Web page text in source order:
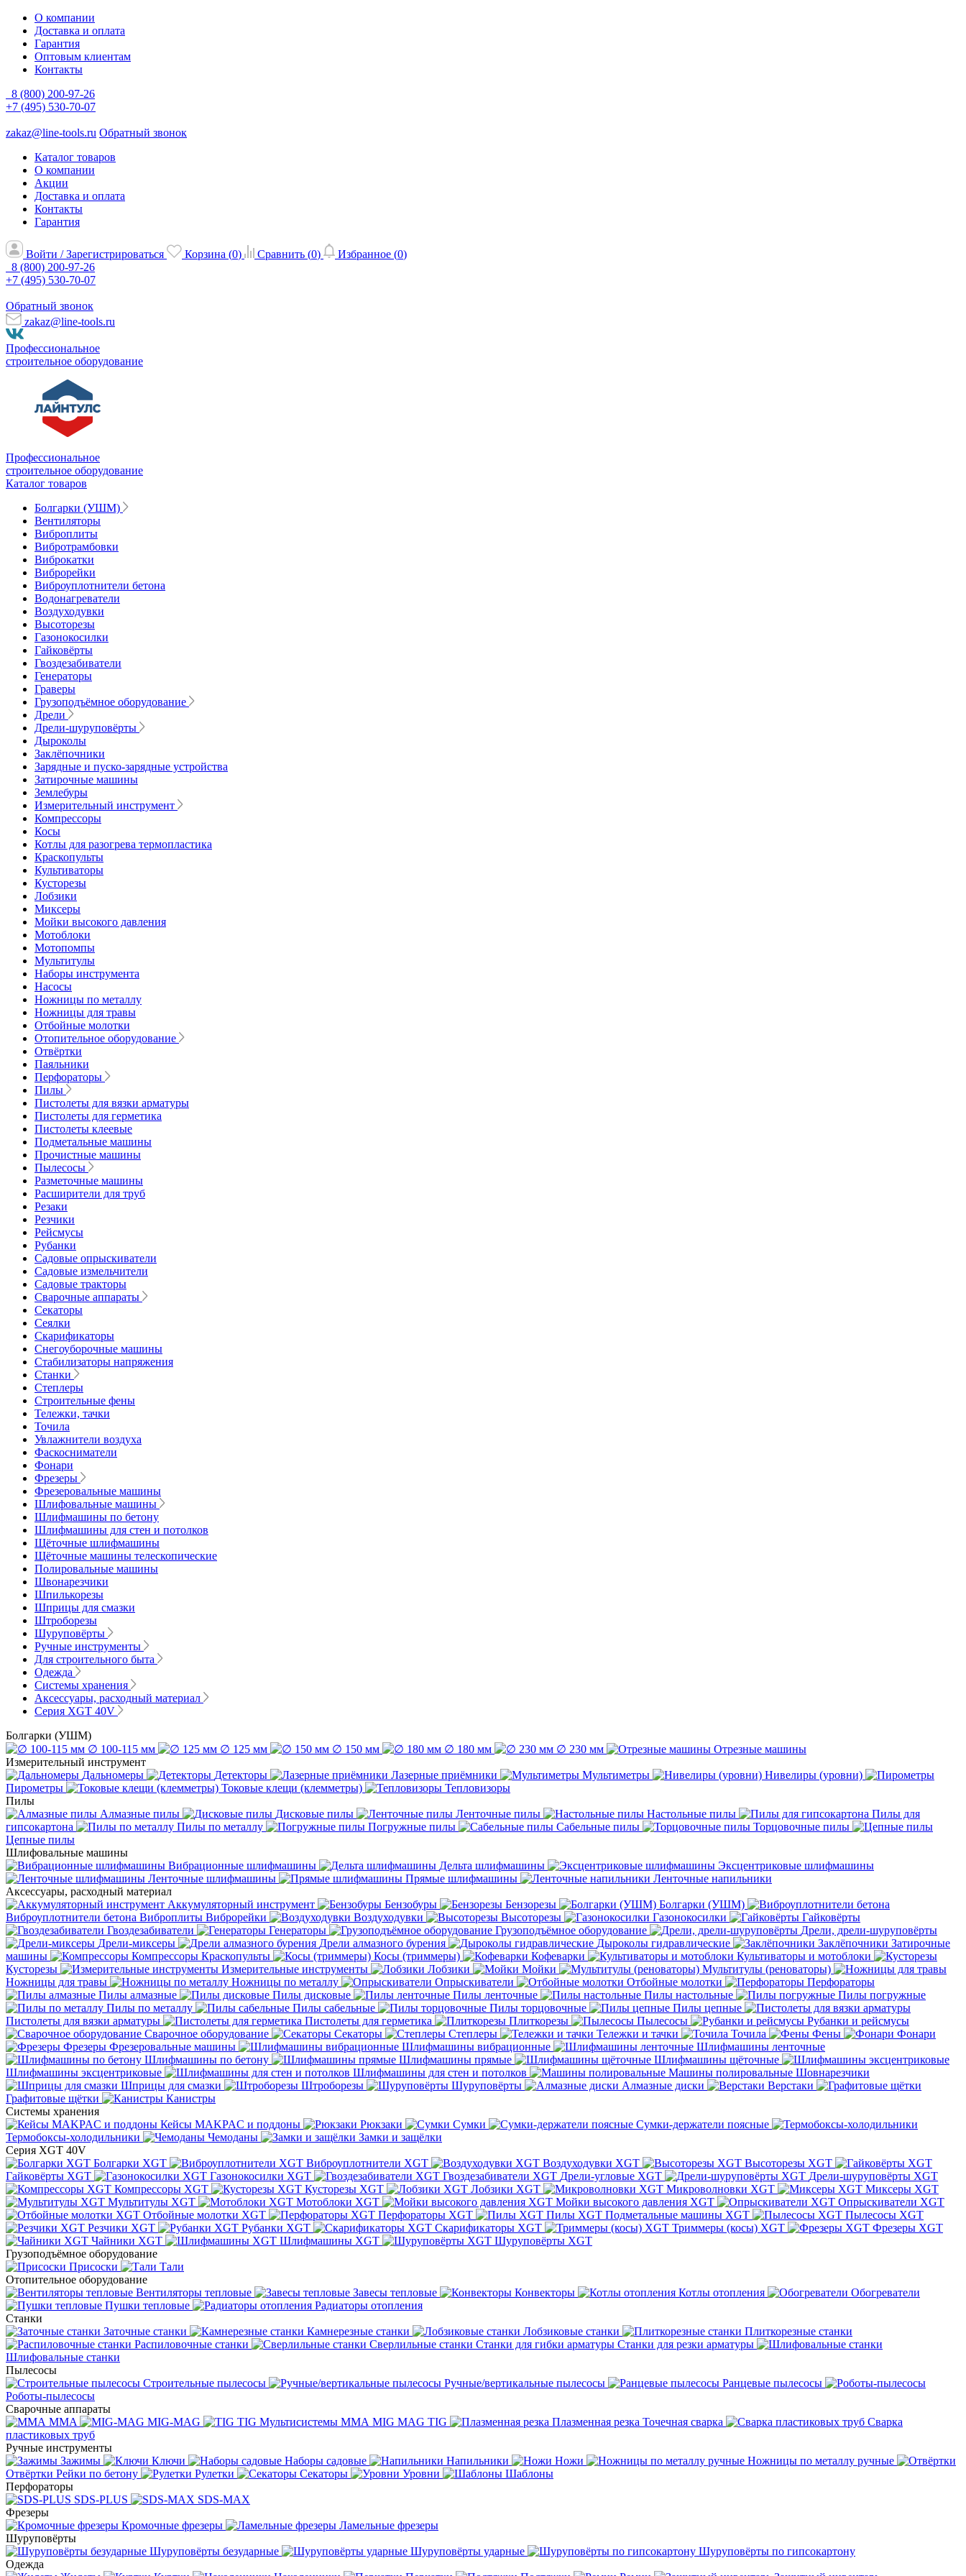
О компании
Доставка и оплата
Гарантия
Оптовым клиентам
Контакты
8 (800) 200-97-26
+7 (495) 530-70-07
zakaz@line-tools.ru Обратный звонок
Каталог товаров
О компании
Акции
Доставка и оплата
Контакты
Гарантия
Войти / Зарегистрироваться Корзина (0) Сравнить (0) Избранное (0)
8 (800) 200-97-26
+7 (495) 530-70-07
Обратный звонок
zakaz@line-tools.ru
Профессиональное
строительное оборудование
Профессиональное
строительное оборудование
Каталог товаров
Болгарки (УШМ)
Вентиляторы
Виброплиты
Вибротрамбовки
Виброкатки
Виброрейки
Виброуплотнители бетона
Водонагреватели
Воздуходувки
Высоторезы
Газонокосилки
Гайковёрты
Гвоздезабиватели
Генераторы
Граверы
Грузоподъёмное оборудование
Дрели
Дрели-шуруповёрты
Дыроколы
Заклёпочники
Зарядные и пуско-зарядные устройства
Затирочные машины
Землебуры
Измерительный инструмент
Компрессоры
Косы
Котлы для разогрева термопластика
Краскопульты
Культиваторы
Кусторезы
Лобзики
Миксеры
Мойки высокого давления
Мотоблоки
Мотопомпы
Мультитулы
Наборы инструмента
Насосы
Ножницы по металлу
Ножницы для травы
Отбойные молотки
Отопительное оборудование
Отвёртки
Паяльники
Перфораторы
Пилы
Пистолеты для вязки арматуры
Пистолеты для герметика
Пистолеты клеевые
Подметальные машины
Прочистные машины
Пылесосы
Разметочные машины
Расширители для труб
Резаки
Резчики
Рейсмусы
Рубанки
Садовые опрыскиватели
Садовые измельчители
Садовые тракторы
Сварочные аппараты
Секаторы
Сеялки
Скарификаторы
Снегоуборочные машины
Стабилизаторы напряжения
Станки
Степлеры
Строительные фены
Тележки, тачки
Точила
Увлажнители воздуха
Фаскосниматели
Фонари
Фрезеры
Фрезеровальные машины
Шлифовальные машины
Шлифмашины по бетону
Шлифмашины для стен и потолков
Щёточные шлифмашины
Щёточные машины телескопические
Полировальные машины
Швонарезчики
Шпилькорезы
Шприцы для смазки
Штроборезы
Шуруповёрты
Ручные инструменты
Для строительного быта
Одежда
Системы хранения
Аксессуары, расходный материал
Серия XGT 40V
Болгарки (УШМ)
∅ 100-115 мм
∅ 125 мм ∅ 150 мм ∅ 180 мм ∅ 230 мм
Отрезные машины
Измерительный инструмент
Дальномеры
Детекторы Лазерные приёмники Мультиметры
Нивелиры (уровни)
Пирометры
Токовые клещи (клемметры)
Тепловизоры
Пилы
Алмазные пилы
Дисковые пилы Ленточные пилы Настольные пилы
Пилы для
гипсокартона
Пилы по металлу Погружные пилы Сабельные пилы
Торцовочные пилы
Цепные пилы
Шлифовальные машины
Вибрационные шлифмашины
Дельта шлифмашины
Эксцентриковые шлифмашины
Ленточные шлифмашины
Прямые шлифмашины
Ленточные напильники
Аксессуары, расходный материал
Аккумуляторный инструмент
Бензобуры Бензорезы
Болгарки (УШМ)
Виброуплотнители бетона Виброплиты Виброрейки Воздуходувки Высоторезы Газонокосилки
Гайковёрты
Гвоздезабиватели
Генераторы Грузоподъёмное оборудование
Дрели, дрели-шуруповёрты
Дрели-миксеры
Дрели алмазного бурения Дыроколы гидравлические Заклёпочники Затирочные
машины
Компрессоры Краскопульты Косы (триммеры) Кофеварки
Культиваторы и мотоблоки
Кусторезы
Измерительные инструменты Лобзики Мойки
Мультитулы (реноваторы)
Ножницы для травы
Ножницы по металлу Опрыскиватели Отбойные молотки
Перфораторы
Пилы алмазные
Пилы дисковые Пилы ленточные Пилы настольные
Пилы погружные
Пилы по металлу
Пилы сабельные Пилы торцовочные
Пилы цепные
Пистолеты для вязки арматуры
Пистолеты для герметика Плиткорезы Пылесосы
Рубанки и рейсмусы
Сварочное оборудование
Секаторы Степлеры Тележки и тачки Точила Фены
Фонари
Фрезеры Фрезеровальные машины Шлифмашины вибрационные
Шлифмашины ленточные
Шлифмашины по бетону
Шлифмашины прямые
Шлифмашины щёточные
Шлифмашины эксцентриковые
Шлифмашины для стен и потолков Машины полировальные Шовнарезчики
Шприцы для смазки
Штроборезы Шуруповёрты Алмазные диски
Верстаки
Графитовые щётки
Канистры
Системы хранения
Кейсы MAKPAC и поддоны
Рюкзаки Сумки
Сумки-держатели поясные
Термобоксы-холодильники
Чемоданы
Замки и защёлки
Серия XGT 40V
Болгарки XGT
Виброуплотнители XGT Воздуходувки XGT
Высоторезы XGT
Гайковёрты XGT
Газонокосилки XGT Гвоздезабиватели XGT Дрели-угловые XGT
Дрели-шуруповёрты XGT
Компрессоры XGT
Кусторезы XGT Лобзики XGT Микроволновки XGT
Миксеры XGT
Мультитулы XGT
Мотоблоки XGT Мойки высокого давления XGT
Опрыскиватели XGT
Отбойные молотки XGT
Перфораторы XGT Пилы XGT Подметальные машины XGT
Пылесосы XGT
Резчики XGT
Рубанки XGT Скарификаторы XGT Триммеры (косы) XGT
Фрезеры XGT
Чайники XGT
Шлифмашины XGT
Шуруповёрты XGT
Грузоподъёмное оборудование
Присоски
Тали
Отопительное оборудование
Вентиляторы тепловые
Завесы тепловые Конвекторы Котлы отопления
Обогреватели
Пушки тепловые
Радиаторы отопления
Станки
Заточные станки
Камнерезные станки Лобзиковые станки
Плиткорезные станки
Распиловочные станки
Сверлильные станки Станки для гибки арматуры Станки для резки арматуры
Шлифовальные станки
Пылесосы
Строительные пылесосы
Ручные/вертикальные пылесосы
Ранцевые пылесосы
Роботы-пылесосы
Сварочные аппараты
MMA
MIG-MAG TIG Мультисистемы ММА MIG MAG TIG Плазменная резка Точечная сварка
Cварка
пластиковых труб
Ручные инструменты
Зажимы
Ключи Наборы садовые Напильники Ножи
Ножницы по металлу ручные
Отвёртки Рейки по бетону Рулетки Секаторы Уровни
Шаблоны
Перфораторы
SDS-PLUS
SDS-MAX
Фрезеры
Кромочные фрезеры
Ламельные фрезеры
Шуруповёрты
Шуруповёрты безударные
Шуруповёрты ударные
Шуруповёрты по гипсокартону
Одежда